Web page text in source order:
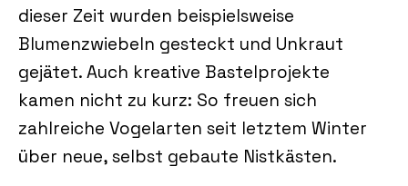
dieser Zeit wurden beispielsweise
Blumenzwiebeln gesteckt und Unkraut
gejätet. Auch kreative Bastelprojekte
kamen nicht zu kurz: So freuen sich
zahlreiche Vogelarten seit letztem Winter
über neue, selbst gebaute Nistkästen.